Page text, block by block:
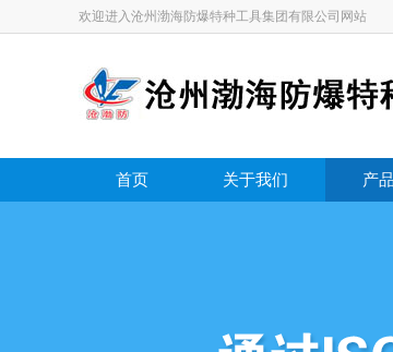
欢迎进入沧州渤海防爆特种工具集团有限公司网站
首页 关于我们 产